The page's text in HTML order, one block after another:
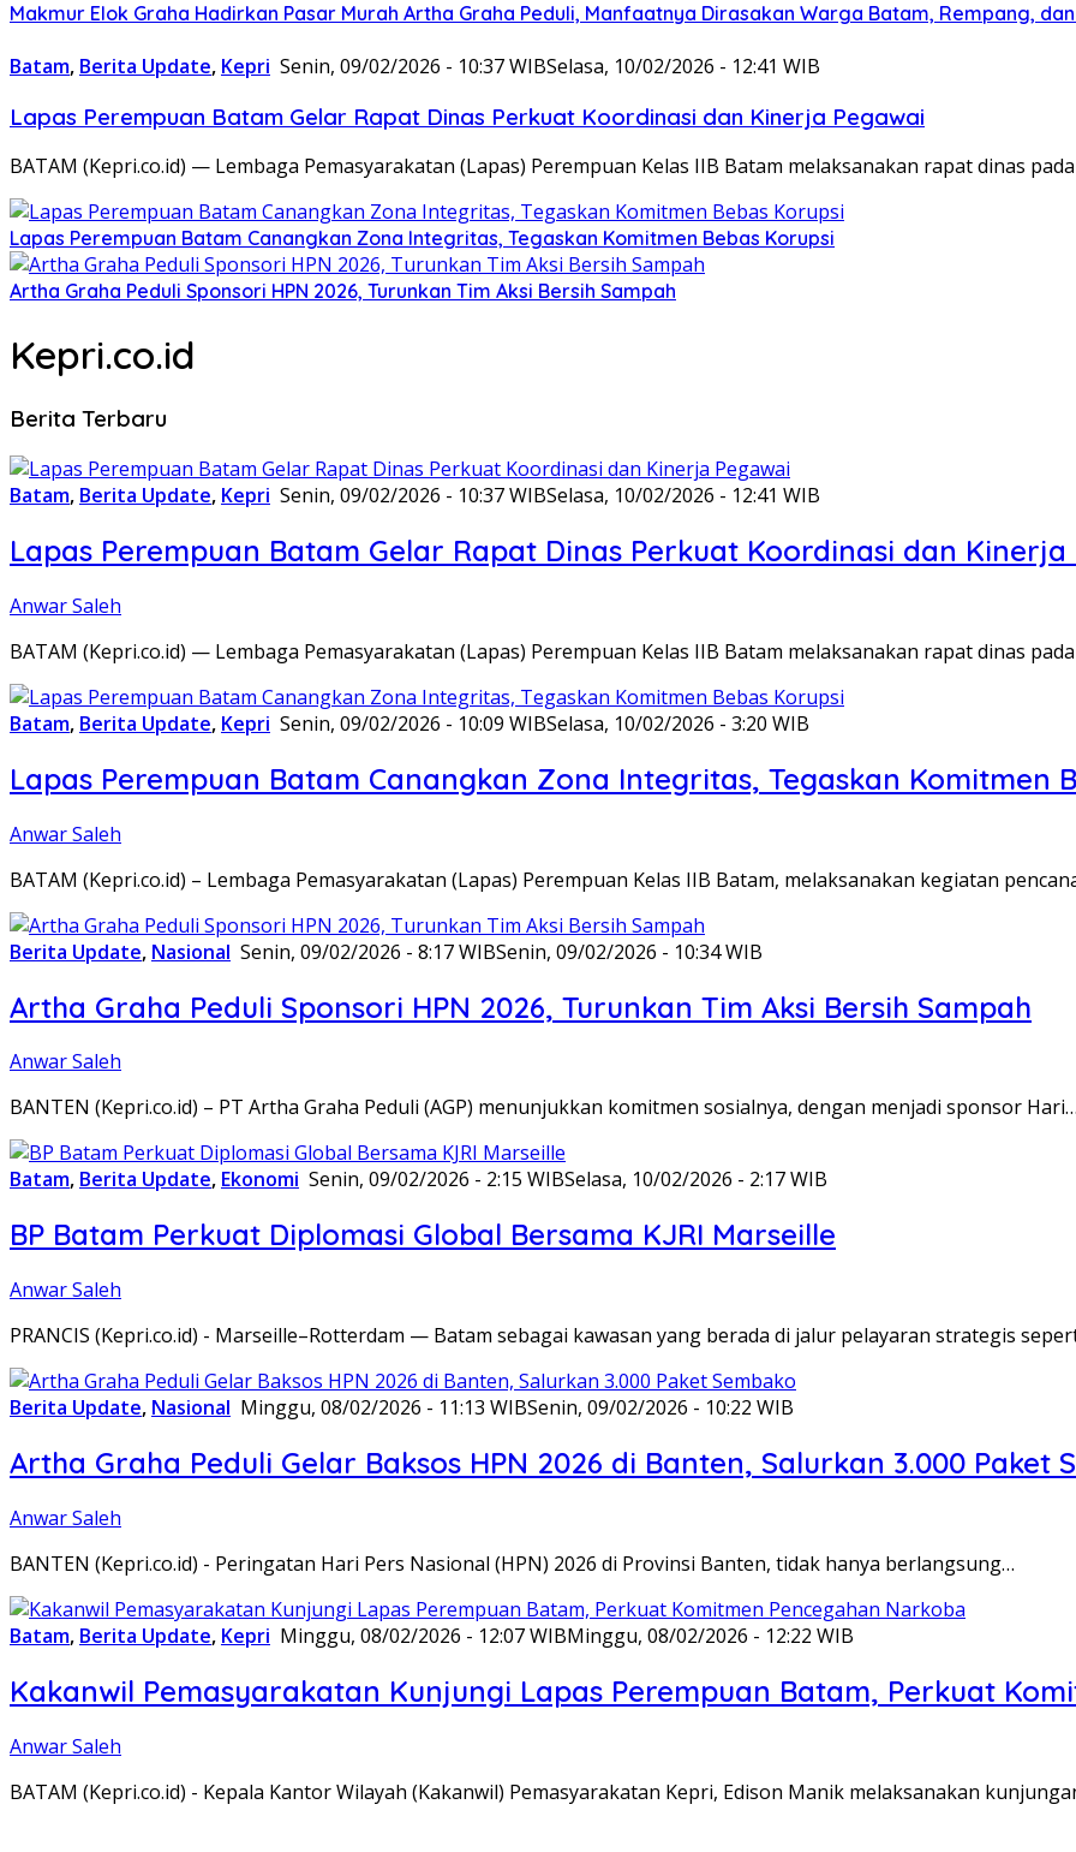
Makmur Elok Graha Hadirkan Pasar Murah Artha Graha Peduli, Manfaatnya Dirasakan Warga Batam, Rempang,
Batam, Berita Update, Kepri Senin, 09/02/2026 - 10:37 WIBSelasa, 10/02/2026 - 12:41 WIB
Lapas Perempuan Batam Gelar Rapat Dinas Perkuat Koordinasi dan Kinerja Pegawai
BATAM (Kepri.co.id) — Lembaga Pemasyarakatan (Lapas) Perempuan Kelas IIB Batam melaksanakan rapat dinas
Lapas Perempuan Batam Canangkan Zona Integritas, Tegaskan Komitmen Bebas Korupsi
Artha Graha Peduli Sponsori HPN 2026, Turunkan Tim Aksi Bersih Sampah
Kepri.co.id
Berita Terbaru
Batam, Berita Update, Kepri Senin, 09/02/2026 - 10:37 WIBSelasa, 10/02/2026 - 12:41 WIB
Lapas Perempuan Batam Gelar Rapat Dinas Perkuat Koordinasi dan Kinerja
Anwar Saleh
BATAM (Kepri.co.id) — Lembaga Pemasyarakatan (Lapas) Perempuan Kelas IIB Batam melaksanakan rapat dinas
Batam, Berita Update, Kepri Senin, 09/02/2026 - 10:09 WIBSelasa, 10/02/2026 - 3:20 WIB
Lapas Perempuan Batam Canangkan Zona Integritas, Tegaskan Komitmen
Anwar Saleh
BATAM (Kepri.co.id) – Lembaga Pemasyarakatan (Lapas) Perempuan Kelas IIB Batam, melaksanakan kegiatan
Berita Update, Nasional Senin, 09/02/2026 - 8:17 WIBSenin, 09/02/2026 - 10:34 WIB
Artha Graha Peduli Sponsori HPN 2026, Turunkan Tim Aksi Bersih Sampah
Anwar Saleh
BANTEN (Kepri.co.id) – PT Artha Graha Peduli (AGP) menunjukkan komitmen sosialnya, dengan menjadi sponsor Hari…
Batam, Berita Update, Ekonomi Senin, 09/02/2026 - 2:15 WIBSelasa, 10/02/2026 - 2:17 WIB
BP Batam Perkuat Diplomasi Global Bersama KJRI Marseille
Anwar Saleh
PRANCIS (Kepri.co.id) - Marseille–Rotterdam — Batam sebagai kawasan yang berada di jalur pelayaran strategis
Berita Update, Nasional Minggu, 08/02/2026 - 11:13 WIBSenin, 09/02/2026 - 10:22 WIB
Artha Graha Peduli Gelar Baksos HPN 2026 di Banten, Salurkan 3.000 Paket
Anwar Saleh
BANTEN (Kepri.co.id) - Peringatan Hari Pers Nasional (HPN) 2026 di Provinsi Banten, tidak hanya berlangsung…
Batam, Berita Update, Kepri Minggu, 08/02/2026 - 12:07 WIBMinggu, 08/02/2026 - 12:22 WIB
Kakanwil Pemasyarakatan Kunjungi Lapas Perempuan Batam, Perkuat
Anwar Saleh
BATAM (Kepri.co.id) - Kepala Kantor Wilayah (Kakanwil) Pemasyarakatan Kepri, Edison Manik melaksanakan